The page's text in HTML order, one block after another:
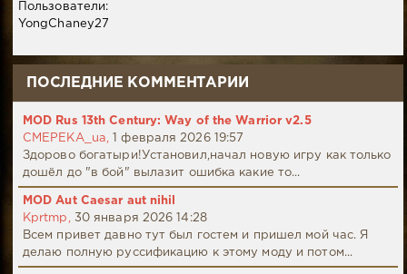
Пользователи:
YongChaney27
ПОСЛЕДНИЕ КОММЕНТАРИИ
MOD Rus 13th Century: Way of the Warrior v2.5
CMEPEKA_ua,
1 февраля 2026 19:57
Здорово богатыри!Установил,начал новую игру как только
дошёл до "в бой" вылазит ошибка какие то...
MOD Aut Caesar aut nihil
Kprtmp,
30 января 2026 14:28
Всем привет давно тут был гостем и пришел мой час. Я
делаю полную руссификацию к этому моду и потом...